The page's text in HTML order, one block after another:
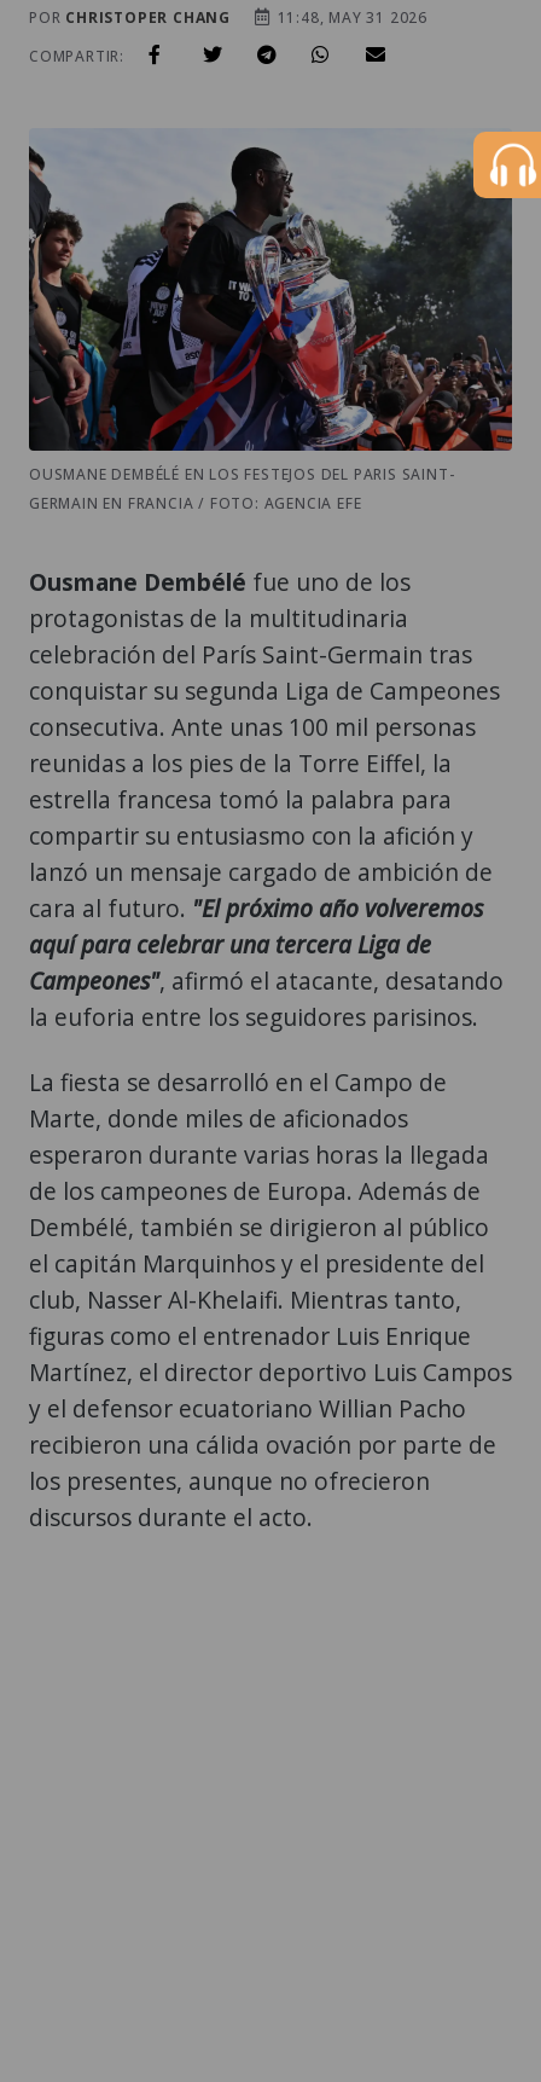
POR CHRISTOPER CHANG
11:48, MAY 31 2026
COMPARTIR:
OUSMANE DEMBÉLÉ EN LOS FESTEJOS DEL PARIS SAINT-
GERMAIN EN FRANCIA / FOTO: AGENCIA EFE
Ousmane Dembélé fue uno de los
protagonistas de la multitudinaria
celebración del París Saint-Germain tras
conquistar su segunda Liga de Campeones
consecutiva. Ante unas 100 mil personas
reunidas a los pies de la Torre Eiffel, la
estrella francesa tomó la palabra para
compartir su entusiasmo con la afición y
lanzó un mensaje cargado de ambición de
cara al futuro. "El próximo año volveremos
aquí para celebrar una tercera Liga de
Campeones", afirmó el atacante, desatando
la euforia entre los seguidores parisinos.
La fiesta se desarrolló en el Campo de
Marte, donde miles de aficionados
esperaron durante varias horas la llegada
de los campeones de Europa. Además de
Dembélé, también se dirigieron al público
el capitán Marquinhos y el presidente del
club, Nasser Al-Khelaifi. Mientras tanto,
figuras como el entrenador Luis Enrique
Martínez, el director deportivo Luis Campos
y el defensor ecuatoriano Willian Pacho
recibieron una cálida ovación por parte de
los presentes, aunque no ofrecieron
discursos durante el acto.